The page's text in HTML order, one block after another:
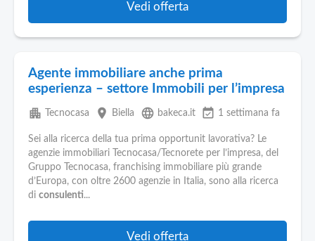
Vedi offerta
Agente immobiliare anche prima
esperienza – settore Immobili per l’impresa
apartment Tecnocasa place Biella language bakeca.it event_available 1 settimana fa
Sei alla ricerca della tua prima opportunit lavorativa? Le
agenzie immobiliari Tecnocasa/Tecnorete per l’impresa, del
Gruppo Tecnocasa, franchising immobiliare più grande
d’Europa, con oltre 2600 agenzie in Italia, sono alla ricerca
di consulenti...
Vedi offerta